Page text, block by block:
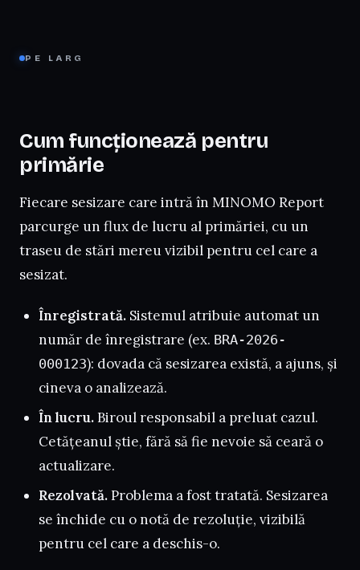
PE LARG
Cum funcționează pentru
primărie
Fiecare sesizare care intră în MINOMO Report
parcurge un flux de lucru al primăriei, cu un
traseu de stări mereu vizibil pentru cel care a
sesizat.
Înregistrată.Sistemul atribuie automat un
număr de înregistrare (ex. BRA-2026-
000123): dovada că sesizarea există, a ajuns, și
cineva o analizează.
În lucru.Biroul responsabil a preluat cazul.
Cetățeanul știe, fără să fie nevoie să ceară o
actualizare.
Rezolvată.Problema a fost tratată. Sesizarea
se închide cu o notă de rezoluție, vizibilă
pentru cel care a deschis-o.